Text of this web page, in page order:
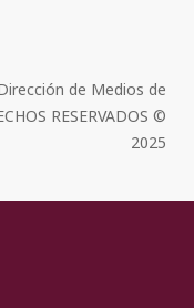
de Medios de
RESERVADOS ©
2025